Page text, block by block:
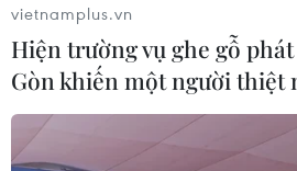
vietnamplus.vn
Hiện trường vụ ghe gỗ
Gòn khiến một người thiệt